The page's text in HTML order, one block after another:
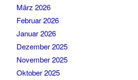
März 2026
Februar 2026
Januar 2026
Dezember 2025
November 2025
Oktober 2025